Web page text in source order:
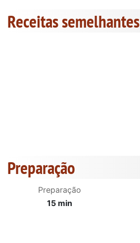
Receitas semelhantes
Preparação
Preparação
15 min